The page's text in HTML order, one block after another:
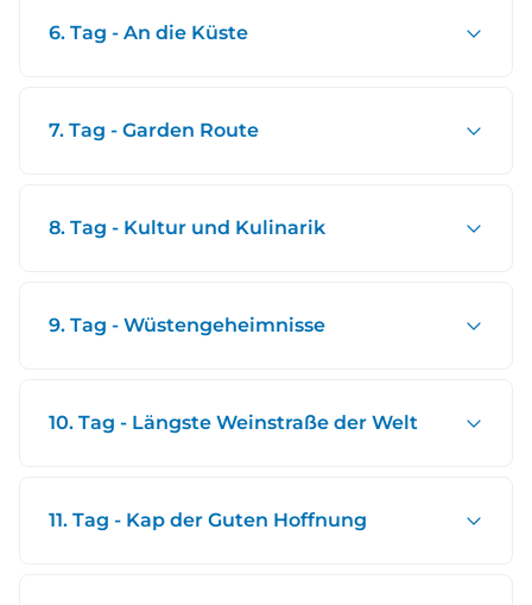
6. Tag - An die Küste
7. Tag - Garden Route
8. Tag - Kultur und Kulinarik
9. Tag - Wüstengeheimnisse
10. Tag - Längste Weinstraße der Welt
11. Tag - Kap der Guten Hoffnung